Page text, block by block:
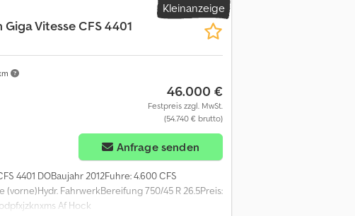
Kleinanzeige
Giga Vitesse CFS 4401
46.000 €
Festpreis zzgl. MwSt.
(54.740 € brutto)
Anfrage senden
4401 DOBaujahr 2012Fuhre: 4.600 CFS
FahrwerkBereifung 750/45 R 26.5Preis:
Af Hock